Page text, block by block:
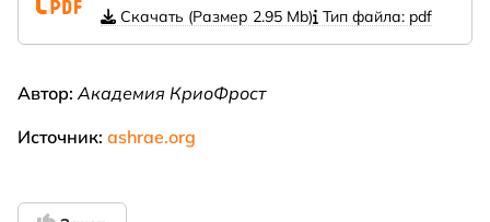
Скачать (Размер 2.95 Mb) Тип файла: pdf
Автор: Академия КриоФрост
Источник: ashrae.org